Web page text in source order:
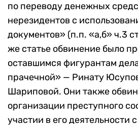
по переводу денежных
нерезидентов с
документов» (п.п. «а,б» ч.3
же статье обвинение было
оставшимся фигурантам
прачечной» — Ринату
Шариповой. Они также
организации преступного
участии в его деятельности